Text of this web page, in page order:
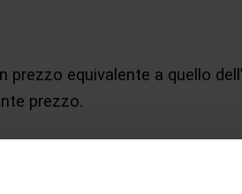
prezzo equivalente a quello
prezzo.